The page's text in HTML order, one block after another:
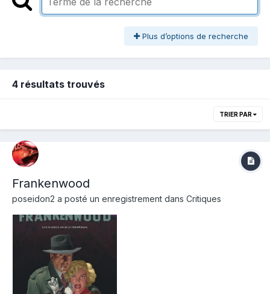
Plus d’options de recherche
4 résultats trouvés
TRIER PAR
Frankenwood
poseidon2 a posté un enregistrement dans Critiques